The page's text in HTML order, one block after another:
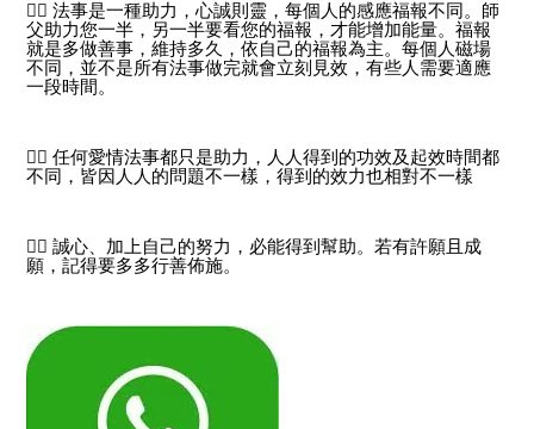
✍🏻 法事是一種助力，心誠則靈，每個人的感應福報不同。師
父助力您一半，另一半要看您的福報，才能增加能量。福報
就是多做善事，維持多久，依自己的福報為主。每個人磁場
不同，並不是所有法事做完就會立刻見效，有些人需要適應
一段時間。
✍🏻 任何愛情法事都只是助力，人人得到的功效及起效時間都
不同，皆因人人的問題不一樣，得到的效力也相對不一樣
✍🏻 誠心、加上自己的努力，必能得到幫助。若有許願且成
願，記得要多多行善佈施。